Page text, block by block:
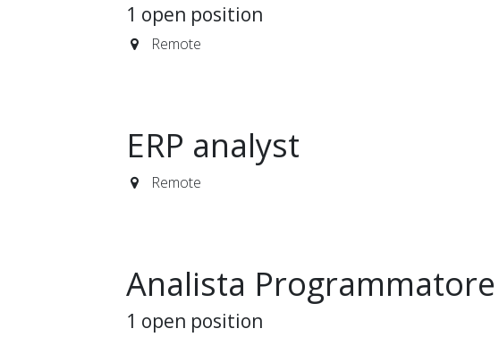
1 open position
Remote
ERP analyst
Remote
Analista Programmatore
1 open position